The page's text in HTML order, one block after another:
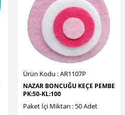
Ürün Kodu : AR1107P
NAZAR BONCUĞU KEÇE PEMBE
PK:50-KL:100
Paket İçi Miktarı : 50 Adet